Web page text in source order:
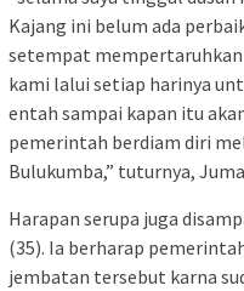
Kajang ini belum ada
setempat mempertaruhkan
kami lalui setiap harinya
entah sampai kapan itu
pemerintah berdiam diri
Bulukumba,” tuturnya,
Harapan serupa juga
(35). Ia berharap
jembatan tersebut karna